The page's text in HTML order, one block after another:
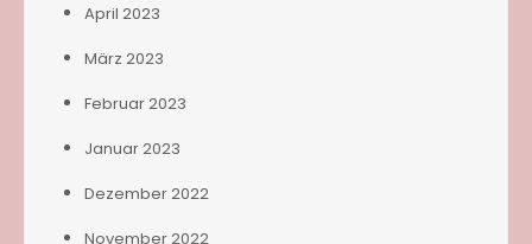
April 2023
März 2023
Februar 2023
Januar 2023
Dezember 2022
November 2022